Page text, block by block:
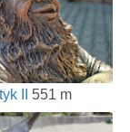
II 551 m